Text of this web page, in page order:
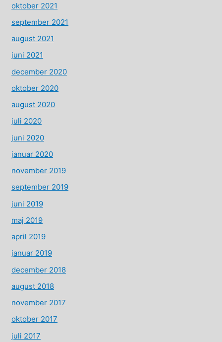
oktober 2021
september 2021
august 2021
juni 2021
december 2020
oktober 2020
august 2020
juli 2020
juni 2020
januar 2020
november 2019
september 2019
juni 2019
maj 2019
april 2019
januar 2019
december 2018
august 2018
november 2017
oktober 2017
juli 2017